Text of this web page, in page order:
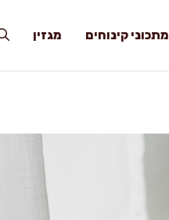
מתכוני קינוחים מגזין